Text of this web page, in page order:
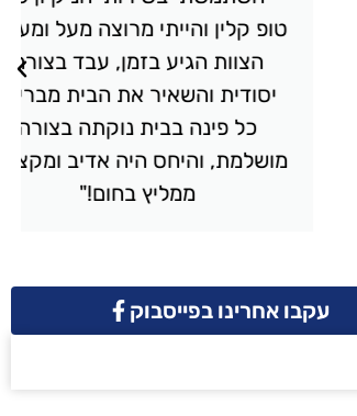
טופ קלין והייתי מרוצה מעל ומעבר.
הצוות הגיע בזמן, עבד בצורה
יסודית והשאיר את הבית מבריק.
כל פינה בבית נוקתה בצורה
מושלמת, והיחס היה אדיב ומקצועי.
ממליץ בחום!"
עקבו אחרינו בפייסבוק